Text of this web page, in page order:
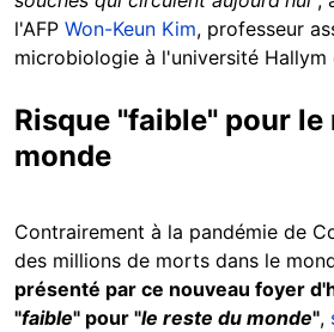
l'AFP Won-Keun Kim, professeur
microbiologie à l'université Hallym
Risque "faible" pour le
monde
Contrairement à la pandémie de
des millions de morts dans le
présenté par ce nouveau foyer
"faible" pour "le reste du monde",